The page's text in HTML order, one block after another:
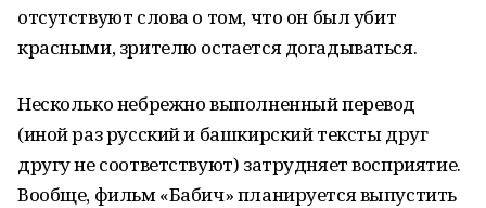
отсутствуют слова о том, что он был убит
красными, зрителю остается догадываться.
Несколько небрежно выполненный перевод
(иной раз русский и башкирский тексты друг
другу не соответствуют) затрудняет восприятие.
Вообще, фильм «Бабич» планируется выпустить